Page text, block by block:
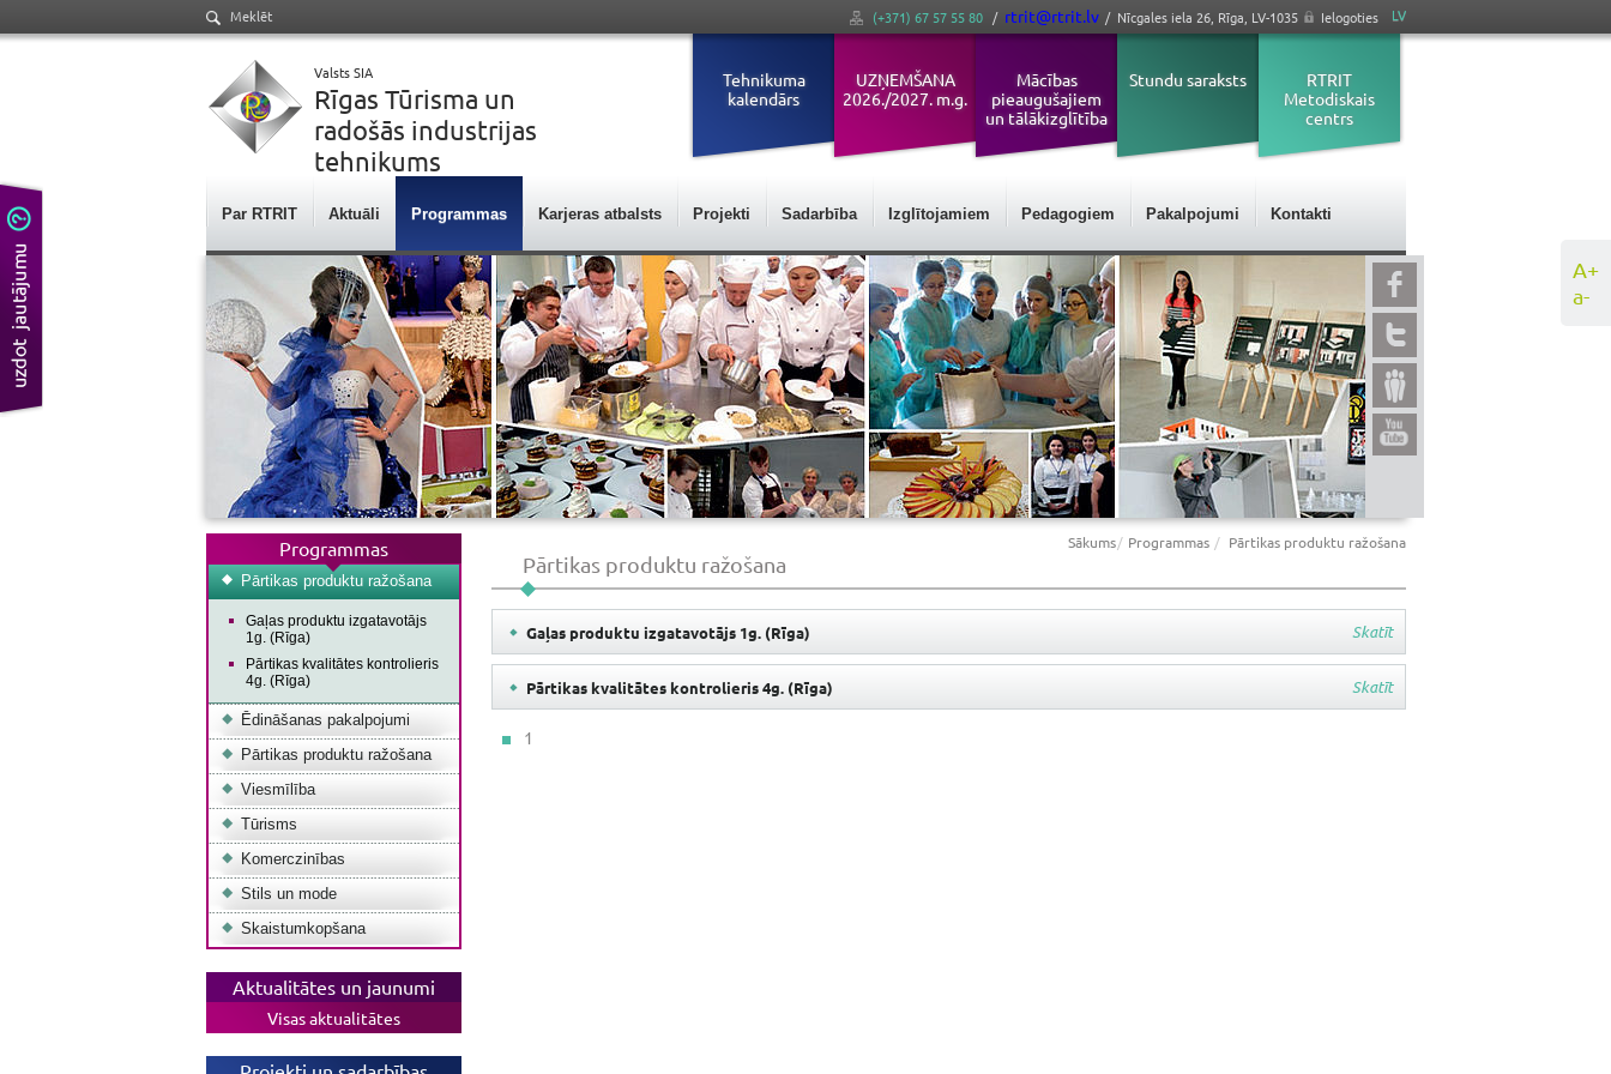
A+
a-
Meklēt (+371) 67 57 55 80 / rtrit@rtrit.lv / Nīcgales iela 26, Rīga, LV-1035 Ielogoties LV
Valsts SIA
Rīgas Tūrisma un
radošās industrijas
tehnikums
Tehnikuma
kalendārs
UZŅEMŠANA
2026./2027. m.g.
Mācības
pieaugušajiem
un tālākizglītība
Stundu saraksts
RTRIT
Metodiskais
centrs
Par RTRIT Aktuāli Programmas Karjeras atbalsts Projekti Sadarbība Izglītojamiem Pedagogiem Pakalpojumi Kontakti
Programmas
Pārtikas produktu ražošana
Gaļas produktu izgatavotājs
1g. (Rīga)
Pārtikas kvalitātes kontrolieris
4g. (Rīga)
Ēdināšanas pakalpojumi
Pārtikas produktu ražošana
Viesmīlība
Tūrisms
Komerczinības
Stils un mode
Skaistumkopšana
Aktualitātes un jaunumi
Visas aktualitātes
Sākums Programmas Pārtikas produktu ražošana
Pārtikas produktu ražošana
Gaļas produktu izgatavotājs 1g. (Rīga) Skatīt
Pārtikas kvalitātes kontrolieris 4g. (Rīga) Skatīt
1